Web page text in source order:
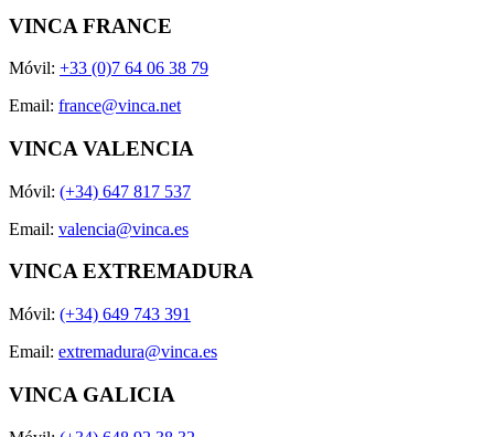
VINCA FRANCE
Móvil: +33 (0)7 64 06 38 79
Email: france@vinca.net
VINCA VALENCIA
Móvil: (+34) 647 817 537
Email: valencia@vinca.es
VINCA EXTREMADURA
Móvil: (+34) 649 743 391
Email: extremadura@vinca.es
VINCA GALICIA